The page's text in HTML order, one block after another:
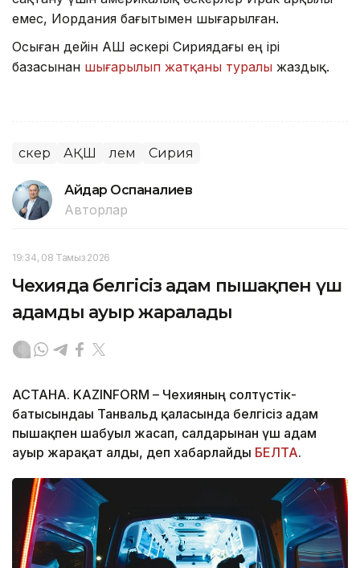
емес, Иордания бағытымен шығарылған.
Осыған дейін АҚШ әскері Сириядағы ең ірі
базасынан шығарылып жатқаны туралы жаздық.
Әскер АҚШ Әлем Сирия
Айдар Оспаналиев
Авторлар
19:34, 08 Тамыз 2026
Чехияда белгісіз адам пышақпен үш
адамды ауыр жаралады
АСТАНА. KAZINFORM – Чехияның солтүстік-
батысындағы Танвальд қаласында белгісіз адам
пышақпен шабуыл жасап, салдарынан үш адам
ауыр жарақат алды, деп хабарлайды БЕЛТА.